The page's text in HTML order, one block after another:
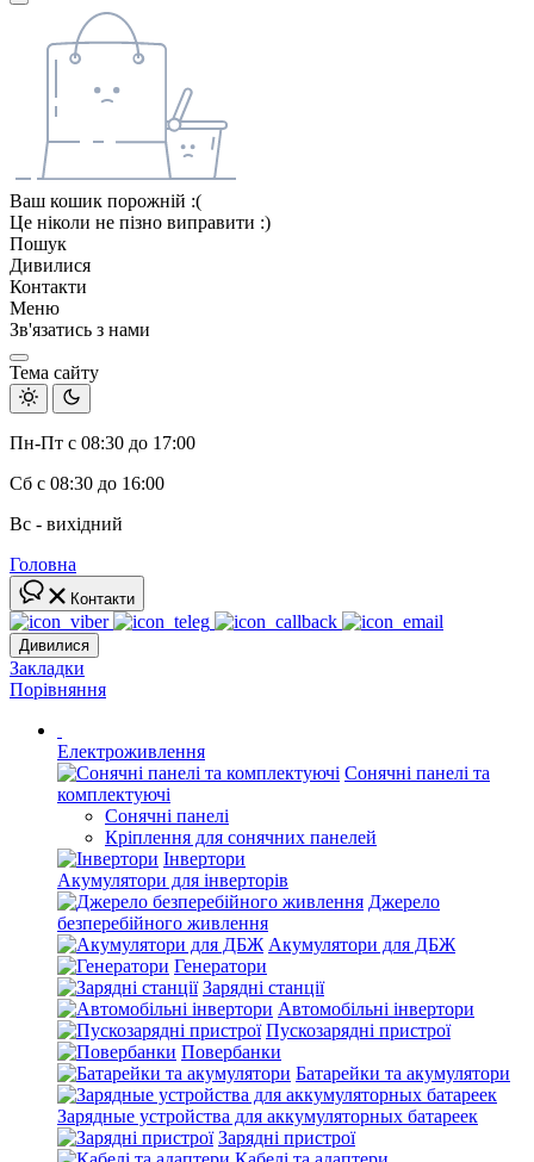
Ваш кошик порожній :(
Це ніколи не пізно виправити :)
Пошук
Дивилися
Контакти
Меню
Зв'язатись з нами
Тема сайту
Пн-Пт с 08:30 до 17:00
Сб с 08:30 до 16:00
Вс - вихідний
Головна
Контакти
Дивилися
Закладки
Порівняння
Електроживлення
Сонячні панелі та
комплектуючі
Сонячні панелі
Кріплення для сонячних панелей
Інвертори
Акумулятори для інверторів
Джерело
безперебійного живлення
Акумулятори для ДБЖ
Генератори
Зарядні станції
Автомобільні інвертори
Пускозарядні пристрої
Повербанки
Батарейки та акумулятори
Зарядные устройства для аккумуляторных батареек
Зарядні пристрої